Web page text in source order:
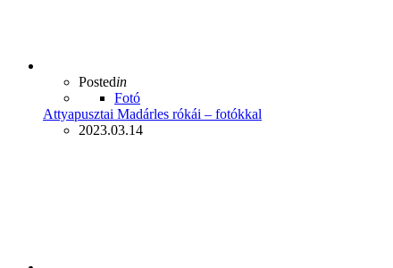
Postedin
Fotó
Attyapusztai Madárles rókái – fotókkal
2023.03.14